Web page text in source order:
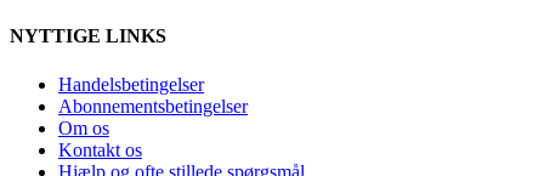
NYTTIGE LINKS
Handelsbetingelser
Abonnementsbetingelser
Om os
Kontakt os
Hjælp og ofte stillede spørgsmål